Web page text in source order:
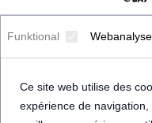
Funktional Webanalyse
Ce site web utilise des
expérience de